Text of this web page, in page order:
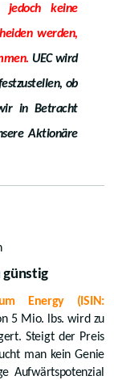
jedoch keine
werden,
UEC wird
ob
in Betracht
Aktionäre
günstig
Energy (ISIN:
5 Mio. lbs. wird zu
Steigt der Preis
man kein Genie
Aufwärtspotenzial